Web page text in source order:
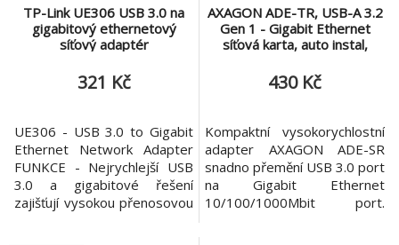
TP-Link UE306 USB 3.0 na
gigabitový ethernetový
síťový adaptér
321 Kč
UE306 - USB 3.0 to Gigabit
Ethernet Network Adapter
FUNKCE - Nejrychlejší USB
3.0 a gigabitové řešení
zajišťují vysokou přenosovou
AXAGON ADE-TR, USB-A 3.2
Gen 1 - Gigabit Ethernet
síťová karta, auto instal,
430 Kč
Kompaktní vysokorychlostní
adapter AXAGON ADE-SR
snadno přemění USB 3.0 port
na Gigabit Ethernet
10/100/1000Mbit port.